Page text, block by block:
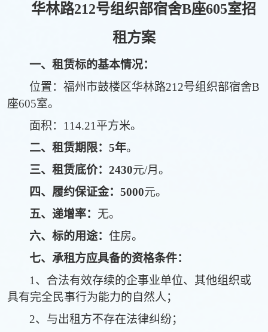
华林路212号组织部宿舍B座605室招
租方案
一、 租赁标的基本情况：
位置： 福州市鼓楼区华林路212号组织部宿舍B
座605室。
面积： 114.21平方米。
二、 租赁期限： 5年。
三、 租赁底价： 2430元/月。
四、 履约保证金： 5000元。
五、 递增率： 无。
六、标的用途： 住房。
七、 承租方应具备的资格条件：
1、 合法有效存续的企事业单位、其他组织或
具有完全民事行为能力的自然人 ；
2、与出租方不存在法律纠纷；